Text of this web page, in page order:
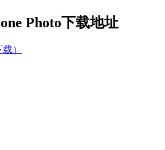
Photo下载地址
）